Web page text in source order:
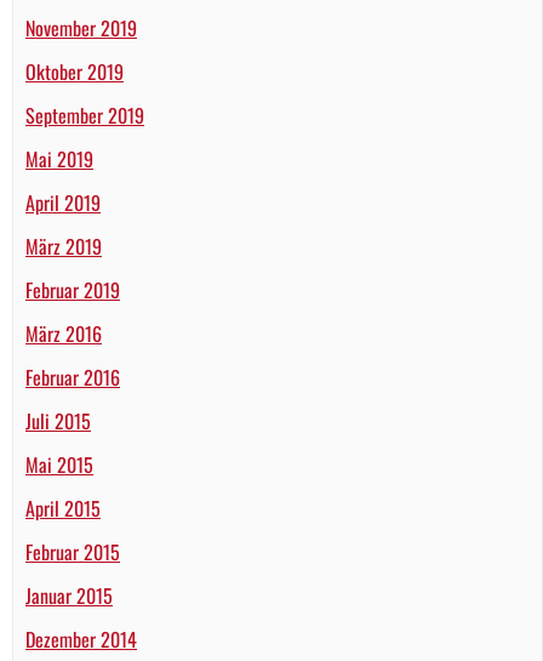
November 2019
Oktober 2019
September 2019
Mai 2019
April 2019
März 2019
Februar 2019
März 2016
Februar 2016
Juli 2015
Mai 2015
April 2015
Februar 2015
Januar 2015
Dezember 2014